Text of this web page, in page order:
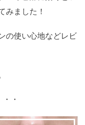
みました！
の使い心地などレビ
・